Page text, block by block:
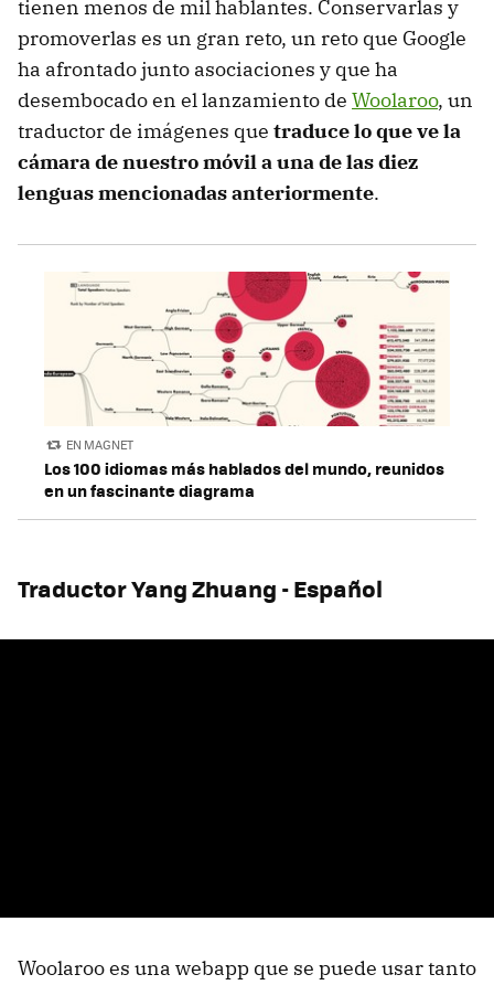
tienen menos de mil hablantes. Conservarlas y
promoverlas es un gran reto, un reto que Google
ha afrontado junto asociaciones y que ha
desembocado en el lanzamiento de Woolaroo, un
traductor de imágenes que traduce lo que ve la
cámara de nuestro móvil a una de las diez
lenguas mencionadas anteriormente.
EN MAGNET
Los 100 idiomas más hablados del mundo, reunidos
en un fascinante diagrama
Traductor Yang Zhuang - Español
Woolaroo es una webapp que se puede usar tanto